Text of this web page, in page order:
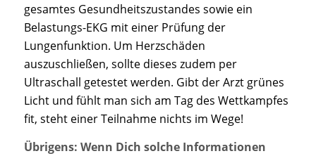
gesamtes Gesundheitszustandes sowie ein
Belastungs-EKG mit einer Prüfung der
Lungenfunktion. Um Herzschäden
auszuschließen, sollte dieses zudem per
Ultraschall getestet werden. Gibt der Arzt grünes
Licht und fühlt man sich am Tag des Wettkampfes
fit, steht einer Teilnahme nichts im Wege!
Übrigens: Wenn Dich solche Informationen